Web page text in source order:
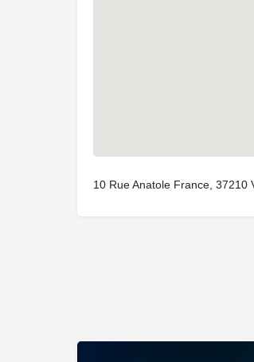
10 Rue Anatole France, 37210